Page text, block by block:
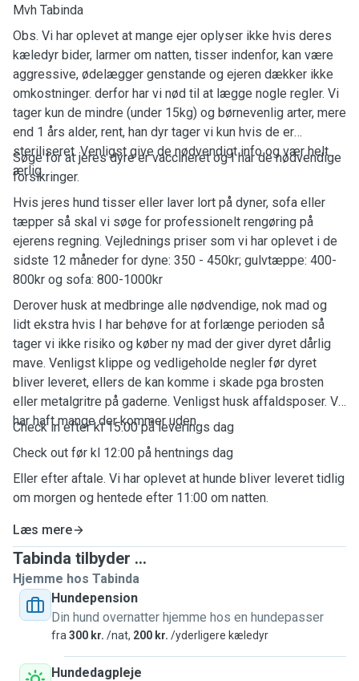
Mvh Tabinda
Obs. Vi har oplevet at mange ejer oplyser ikke hvis deres
kæledyr bider, larmer om natten, tisser indenfor, kan være
aggressive, ødelægger genstande og ejeren dækker ikke
omkostninger. derfor har vi nød til at lægge nogle regler. Vi
tager kun de mindre (under 15kg) og børnevenlig arter, mere
end 1 års alder, rent, han dyr tager vi kun hvis de er
steriliseret. Venligst give de nødvendigt info og vær helt
ærlig.
Søge for at jeres dyre er vaccineret og I har de nødvendige
forsikringer.
Hvis jeres hund tisser eller laver lort på dyner, sofa eller
tæpper så skal vi søge for professionelt rengøring på
ejerens regning. Vejlednings priser som vi har oplevet i de
sidste 12 måneder for dyne: 350 - 450kr; gulvtæppe: 400-
800kr og sofa: 800-1000kr
Derover husk at medbringe alle nødvendige, nok mad og
lidt ekstra hvis I har behøve for at forlænge perioden så
tager vi ikke risiko og køber ny mad der giver dyret dårlig
mave. Venligst klippe og vedligeholde negler før dyret
bliver leveret, ellers de kan komme i skade pga brosten
eller metalgritre på gaderne. Venligst husk affaldsposer. Vi
har haft mange der kommer uden.
Check in efter kl 15:00 på leverings dag
Check out før kl 12:00 på hentnings dag
Eller efter aftale. Vi har oplevet at hunde bliver leveret tidlig
om morgen og hentede efter 11:00 om natten.
Læs mere
Tabinda tilbyder ...
Hjemme hos Tabinda
Hundepension
Din hund overnatter hjemme hos en hundepasser
fra 300 kr. /nat, 200 kr. /yderligere kæledyr
Hundedagpleje